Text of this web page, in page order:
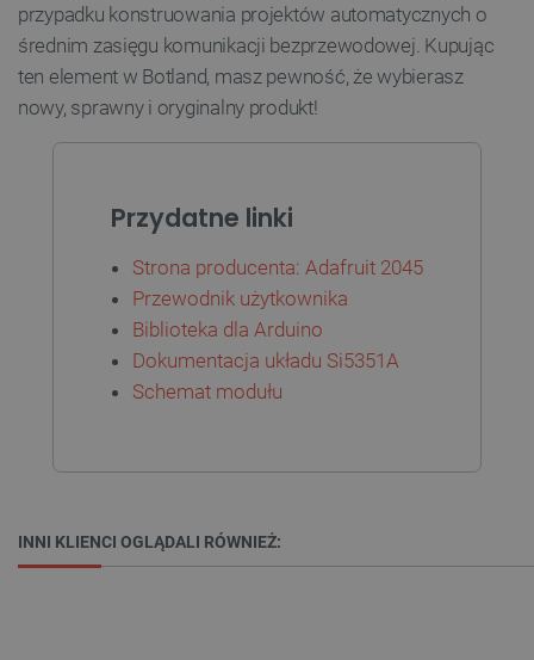
przypadku konstruowania projektów automatycznych o
średnim zasięgu komunikacji bezprzewodowej. Kupując
ten element w Botland, masz pewność, że wybierasz
nowy, sprawny i oryginalny produkt!
Przydatne linki
Strona producenta: Adafruit 2045
Przewodnik użytkownika
Biblioteka dla Arduino
Dokumentacja układu Si5351A
Schemat modułu
INNI KLIENCI OGLĄDALI RÓWNIEŻ:
Niezbędne Wydajność Targetowanie
Funkcjonalność
podstawowych funkcji strony internetowej, takich
Nazwa
PrestaShop-[abcdef0123456789]{32} .botland.com.pl
_lb